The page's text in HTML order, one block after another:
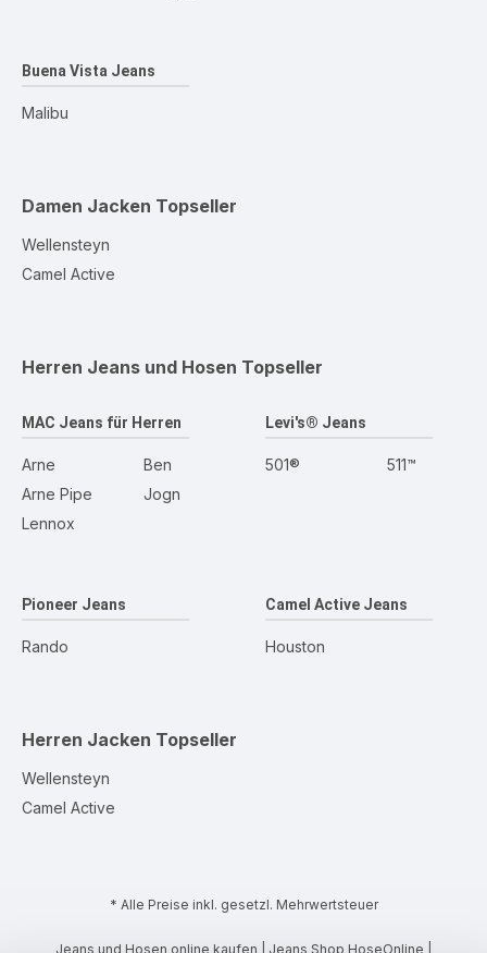
Buena Vista Jeans
Malibu
Damen Jacken Topseller
Wellensteyn
Camel Active
Herren Jeans und Hosen Topseller
MAC Jeans für Herren
Arne
Arne Pipe
Lennox
Ben
Jogn
Levi's® Jeans
501® 511™
Pioneer Jeans
Rando
Camel Active Jeans
Houston
Herren Jacken Topseller
Wellensteyn
Camel Active
* Alle Preise inkl. gesetzl. Mehrwertsteuer
Jeans und Hosen online kaufen | Jeans Shop HoseOnline |